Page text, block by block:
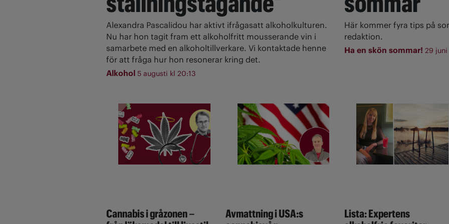
Alexandra Pascalidou har aktivt ifrågasatt alkoholkulturen.
Nu har hon tagit fram ett alkoholfritt mousserande vin i
samarbete med en alkoholtillverkare. Vi kontaktade henne
för att fråga hur hon resonerar kring det.
Alkohol 5 augusti kl 20:13
Cannabis i gråzonen –
Avmattning i USA:s
Här kommer fyra tips på
redaktion.
Ha en skön sommar! 29 juni
Lista: Expertens